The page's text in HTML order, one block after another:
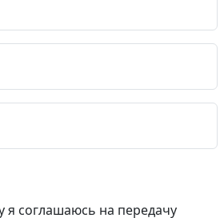
я соглашаюсь на передачу